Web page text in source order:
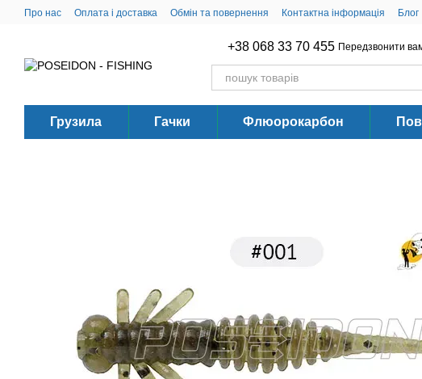
Перейти до основного контенту
Про нас Оплата і доставка Обмін та повернення Контактна інформація Блог
+38 068 33 70 455 Передзвонити
Грузила Гачки Флюорокарбон